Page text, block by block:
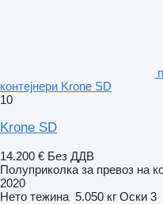
контејнери Krone SD
10
Krone SD
14.200 € Без ДДВ
Полуприколка за превоз на
2020
Нето тежина 5.050 кг Оски 3